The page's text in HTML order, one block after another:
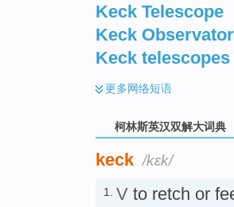
Keck Telescope
Keck
Keck telescopes
更多网络短语
柯林斯英汉双解大词典
keck /kɛk/
1. V to retch or